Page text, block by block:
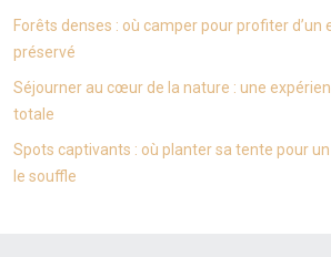
Forêts denses : où camper pour profiter
préservé
Séjourner au cœur de la nature : une
totale
Spots captivants : où planter sa tente pour
le souffle